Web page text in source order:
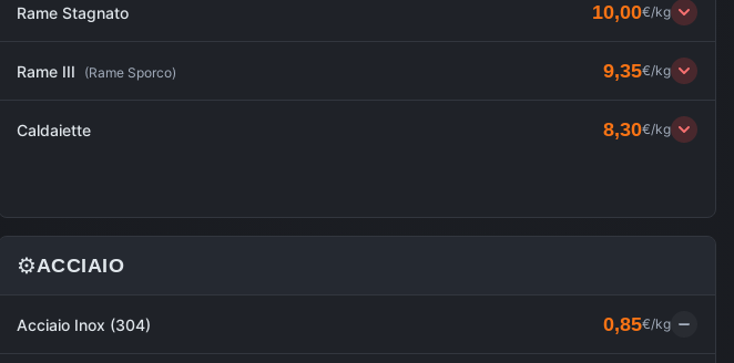
Rame Stagnato 10,00€/kg
Rame III (Rame Sporco) 9,35€/kg
Caldaiette 8,30€/kg
⚙️ACCIAIO
Acciaio Inox (304) 0,85€/kg